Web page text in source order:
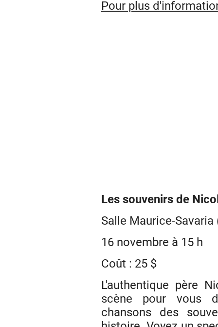
Pour plus
Les souvenirs de
Salle Maurice-
16 novembre à 15 h
Coût : 25 $
L'authentique père
scène pour vous
chansons des